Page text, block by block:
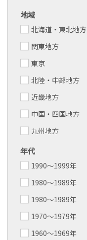
地域
北海道・東北地方
関東地方
東京
北陸・中部地方
近畿地方
中国・四国地方
九州地方
年代
1990～1999年
1980～1989年
1980～1989年
1970～1979年
1960～1969年